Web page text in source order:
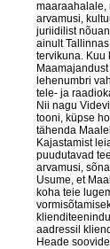
maaraahalale,
arvamusi,
juriidilist
ainult
tervikuna. Kuu
lehenumbri
tele- ja
Nii nagu
tooni, küpse
tähenda
Kajastamist
puudutavad
arvamusi,
Usume, et
koha teie
aadressil
Heade